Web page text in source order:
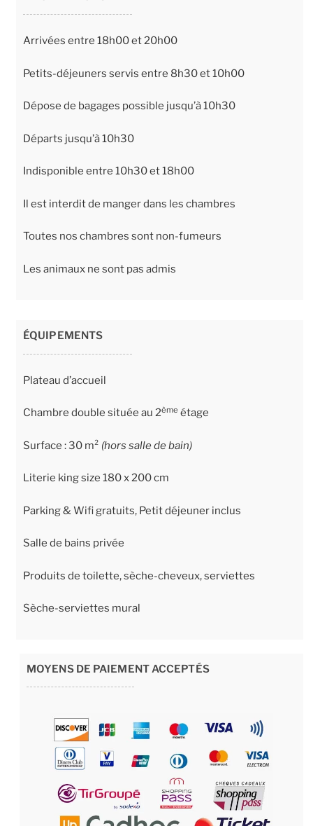
Arrivées entre 18h00 et 20h00
Petits-déjeuners servis entre 8h30 et 10h00
Dépose de bagages possible jusqu’à 10h30
Départs jusqu’à 10h30
Indisponible entre 10h30 et 18h00
Il est interdit de manger dans les chambres
Toutes nos chambres sont non-fumeurs
Les animaux ne sont pas admis
ÉQUIPEMENTS
Plateau d’accueil
Chambre double située au 2ème étage
Surface : 30 m² (hors salle de bain)
Literie king size 180 x 200 cm
Parking & Wifi gratuits, Petit déjeuner inclus
Salle de bains privée
Produits de toilette, sèche-cheveux, serviettes
Sèche-serviettes mural
MOYENS DE PAIEMENT ACCEPTÉS